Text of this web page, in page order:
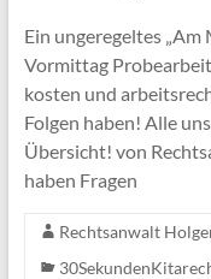
Ein ungeregeltes
Vormittag
kosten und
Folgen haben! Alle
Übersicht! von
haben Fragen
Rechtsanwalt